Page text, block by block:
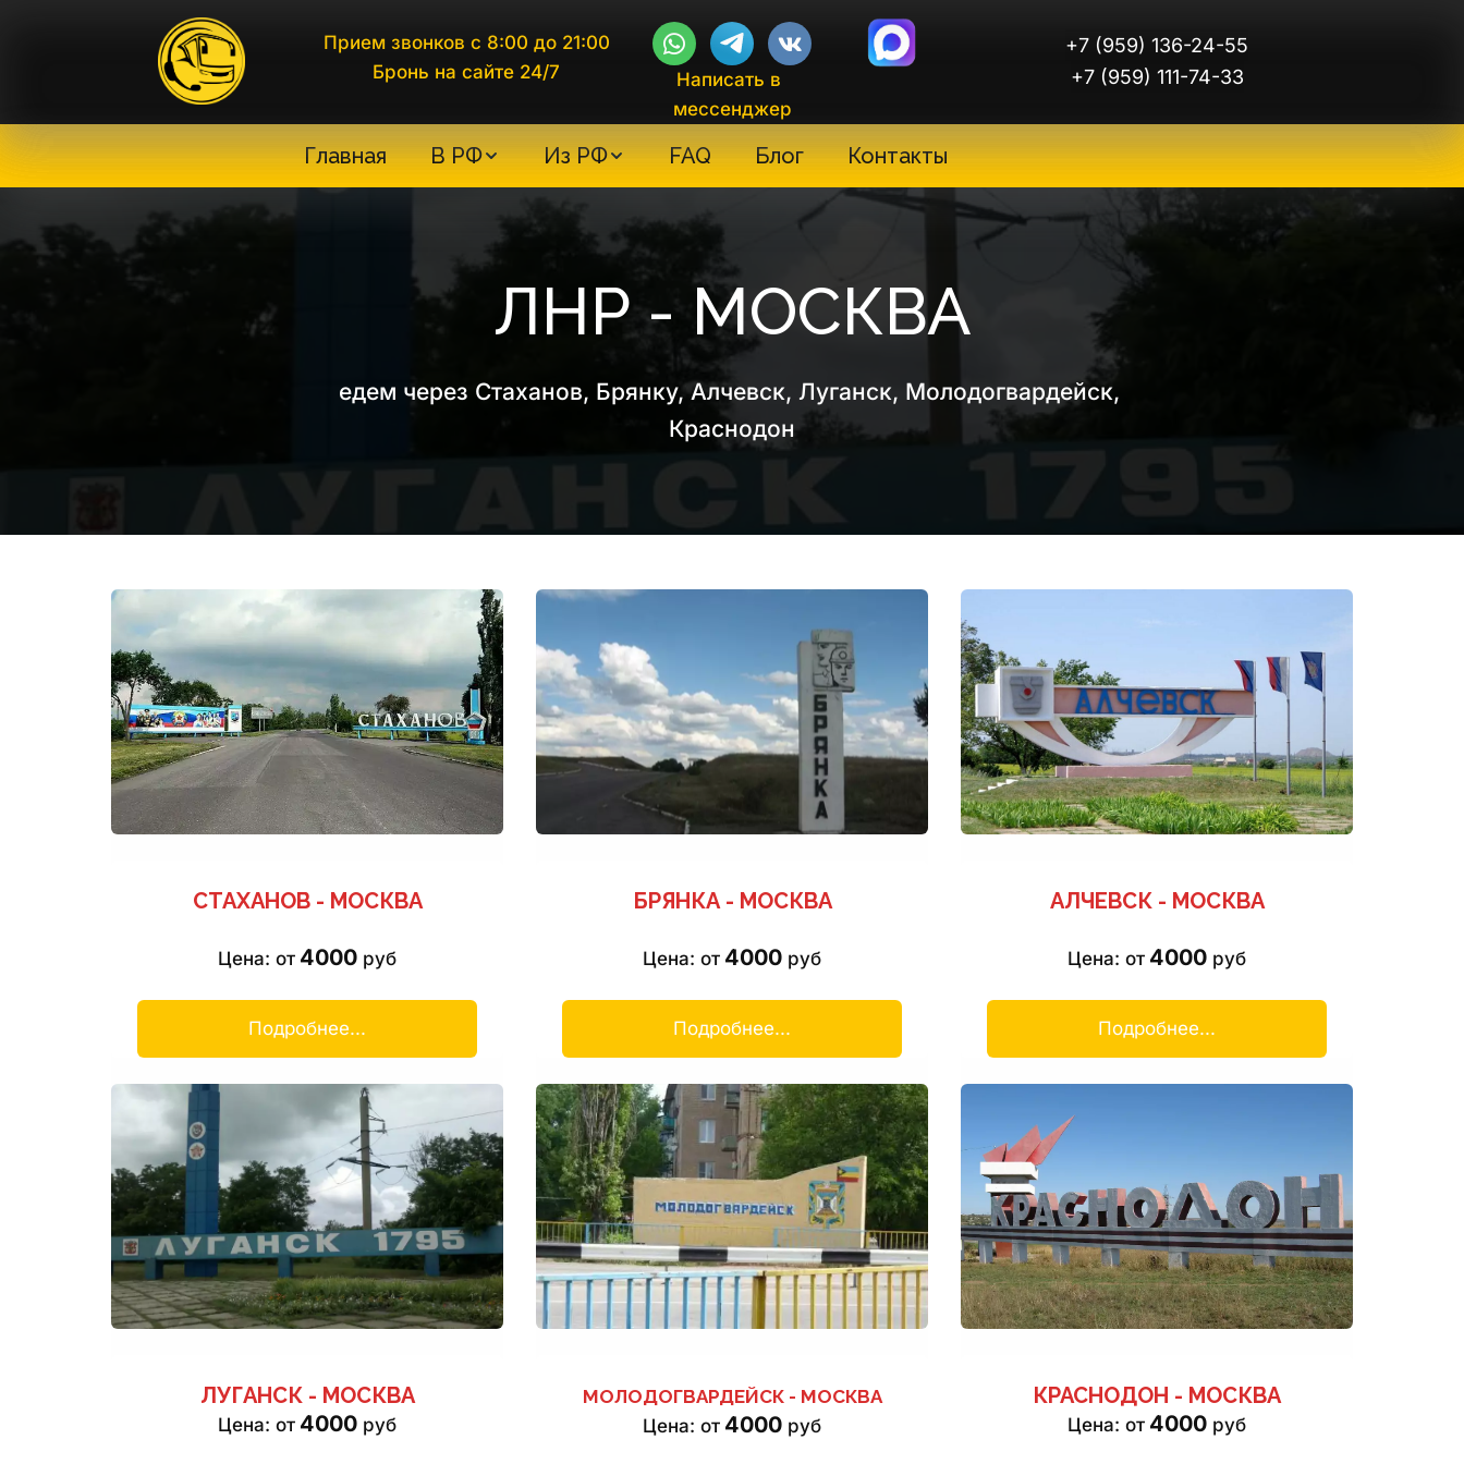
Прием звонков с 8:00 до 21:00
Бронь на сайте 24/7
Написать в
мессенджер
+7 (959) 136-24-55
+7 (959) 111-74-33
Главная В РФ Из РФ FAQ Блог Контакты
ЛНР - МОСКВА
едем через Стаханов, Брянку, Алчевск, Луганск, Молодогвардейск,
Краснодон
СТАХАНОВ - МОСКВА
Цена: от 4000 руб
Подробнее...
БРЯНКА - МОСКВА
Цена: от 4000 руб
Подробнее...
АЛЧЕВСК - МОСКВА
Цена: от 4000 руб
Подробнее...
ЛУГАНСК - МОСКВА
Цена: от 4000 руб
МОЛОДОГВАРДЕЙСК - МОСКВА
Цена: от 4000 руб
КРАСНОДОН - МОСКВА
Цена: от 4000 руб